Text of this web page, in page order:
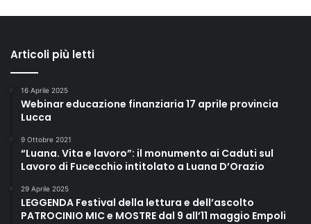
Articoli più letti
16 Aprile 2025
Webinar educazione finanziaria 17 aprile provincia
Lucca
9 Ottobre 2021
“Luana. Vita e lavoro”: il monumento ai Caduti sul
Lavoro di Fucecchio intitolato a Luana D’Orazio
29 Aprile 2025
LEGGENDA Festival della lettura e dell’ascolto
PATROCINIO MIC e MOSTRE dal 9 all’11 maggio Empoli